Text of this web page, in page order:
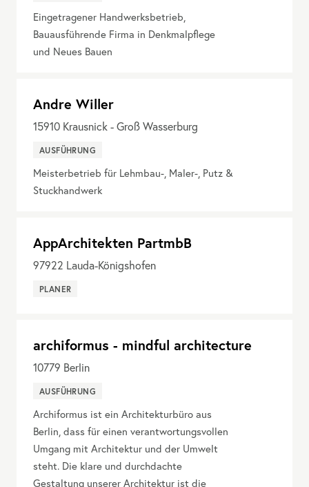
Eingetragener Handwerksbetrieb,
Bauausführende Firma in Denkmalpflege
und Neues Bauen
Andre Willer
15910 Krausnick - Groß Wasserburg
AUSFÜHRUNG
Meisterbetrieb für Lehmbau-, Maler-, Putz &
Stuckhandwerk
AppArchitekten PartmbB
97922 Lauda-Königshofen
PLANER
archiformus - mindful architecture
10779 Berlin
AUSFÜHRUNG
Archiformus ist ein Architekturbüro aus
Berlin, dass für einen verantwortungsvollen
Umgang mit Architektur und der Umwelt
steht. Die klare und durchdachte
Gestaltung unserer Architektur ist die